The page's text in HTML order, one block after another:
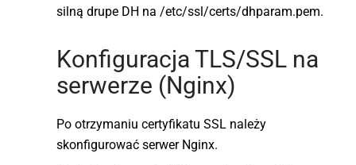
silną drupe DH na /etc/ssl/certs/dhparam.pem.
Konfiguracja TLS/SSL na
serwerze (Nginx)
Po otrzymaniu certyfikatu SSL należy
skonfigurować serwer Nginx.